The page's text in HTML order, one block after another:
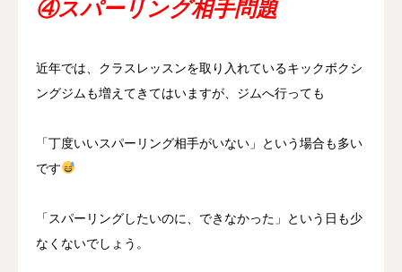
④スパーリング相手問題
近年では、クラスレッスンを取り入れているキックボクシ
ングジムも増えてきてはいますが、ジムへ行っても
「丁度いいスパーリング相手がいない」という場合も多い
です
「スパーリングしたいのに、できなかった」という日も少
なくないでしょう。